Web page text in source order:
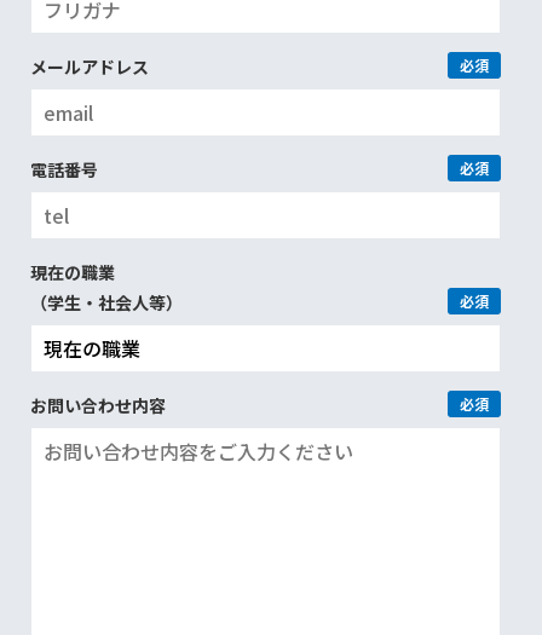
メールアドレス 必須
電話番号 必須
現在の職業
（学生・社会人等）
必須
お問い合わせ内容 必須